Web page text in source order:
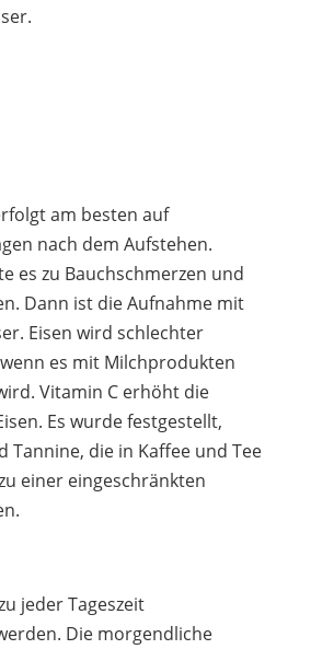
am besten auf
nach dem Aufstehen.
es zu Bauchschmerzen und
Dann ist die Aufnahme mit
Eisen wird schlechter
es mit Milchprodukten
Vitamin C erhöht die
Es wurde festgestellt,
Tannine, die in Kaffee und Tee
einer eingeschränkten
jeder Tageszeit
Die morgendliche